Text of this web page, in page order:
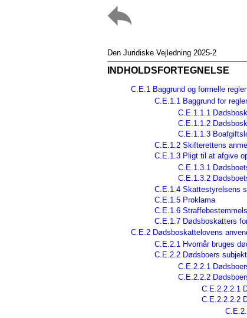
Den Juridiske Vejledning 2025-2
INDHOLDSFORTEGNELSE
C.E.1 Baggrund og formelle
C.E.1.1 Baggrund for
C.E.1.1.1
C.E.1.1.2
C.E.1.1.3
C.E.1.2 Skifterettens
C.E.1.3 Pligt til at afgive
C.E.1.3.1
C.E.1.3.2
C.E.1.4 Skattestyrelsens
C.E.1.5 Proklama
C.E.1.6
C.E.1.7 Dødsboskatters
C.E.2 Dødsboskattelovens
C.E.2.1 Hvornår bruges
C.E.2.2 Dødsboers
C.E.2.2.1
C.E.2.2.2
C.E.2.2.2.1
C.E.2.2.2.2